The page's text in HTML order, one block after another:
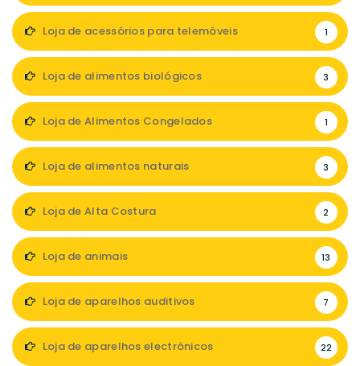
Loja de acessórios para telemóveis 1
Loja de alimentos biológicos 3
Loja de Alimentos Congelados 1
Loja de alimentos naturais 3
Loja de Alta Costura 2
Loja de animais 13
Loja de aparelhos auditivos 7
Loja de aparelhos electrónicos 22